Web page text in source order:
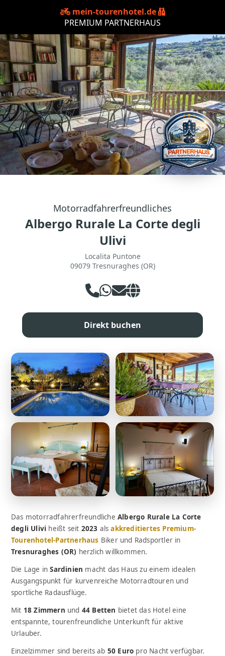
mein-tourenhotel.de
PREMIUM PARTNERHAUS
Motorradfahrerfreundliches
Albergo Rurale La Corte degli
Ulivi
Localita Puntone
09079 Tresnuraghes (OR)
Direkt buchen
Das motorradfahrerfreundliche Albergo Rurale La Corte
degli Ulivi heißt seit 2023 alsakkreditiertes Premium-
Tourenhotel-Partnerhaus Biker und Radsportler in
Tresnuraghes (OR) herzlich willkommen.
Die Lage inSardinien macht das Haus zu einem idealen
Ausgangspunkt für kurvenreiche Motorradtouren und
sportliche Radausflüge.
Mit 18 Zimmern und 44 Betten bietet das Hotel eine
entspannte, tourenfreundliche Unterkunft für aktive
Urlauber.
Einzelzimmer sind bereits ab 50 Euro pro Nacht verfügbar.